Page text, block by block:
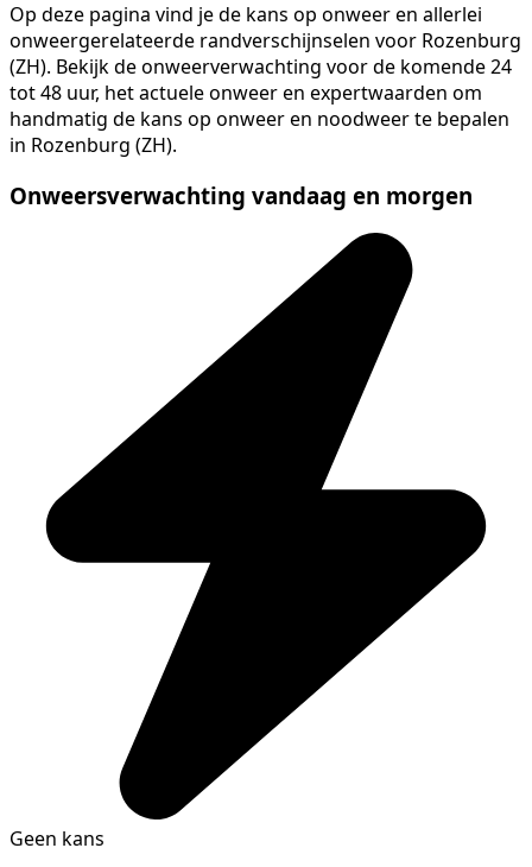
Op deze pagina vind je de kans op onweer en allerlei
onweergerelateerde randverschijnselen voor Rozenburg
(ZH). Bekijk de onweerverwachting voor de komende 24
tot 48 uur, het actuele onweer en expertwaarden om
handmatig de kans op onweer en noodweer te bepalen
in Rozenburg (ZH).
Onweersverwachting vandaag en morgen
Geen kans